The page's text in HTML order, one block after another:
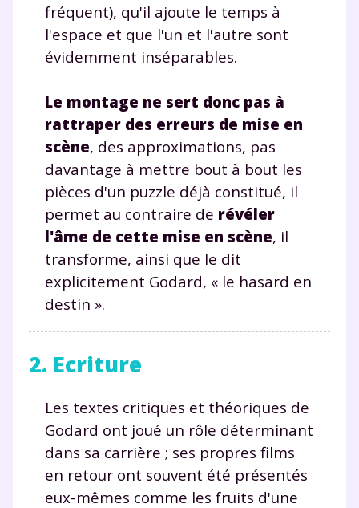
fréquent), qu'il ajoute le temps à
l'espace et que l'un et l'autre sont
évidemment inséparables.
Le montage ne sert donc pas à
rattraper des erreurs de mise en
scène, des approximations, pas
davantage à mettre bout à bout les
pièces d'un puzzle déjà constitué, il
permet au contraire de révéler
l'âme de cette mise en scène, il
transforme, ainsi que le dit
explicitement Godard, « le hasard en
destin ».
2. Ecriture
Les textes critiques et théoriques de
Godard ont joué un rôle déterminant
dans sa carrière ; ses propres films
en retour ont souvent été présentés
eux-mêmes comme les fruits d'une